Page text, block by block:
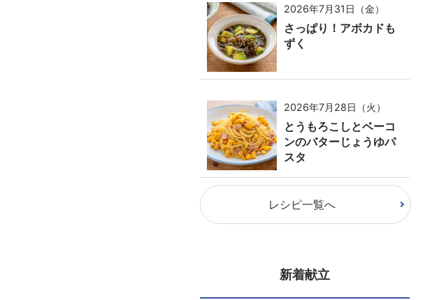
2026年7月31日（金）
さっぱり！アボカドも
ずく
2026年7月28日（火）
とうもろこしとベーコ
ンのバターじょうゆパ
スタ
レシピ一覧へ
新着献立